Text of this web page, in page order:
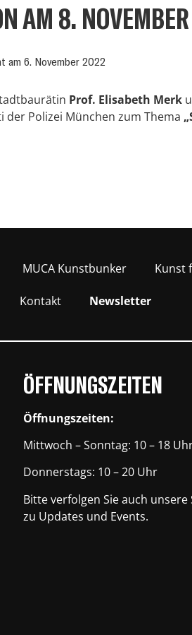
AM 8.
am 6. November 2022
Prof. Elisabeth Merk
Polizei München zum Thema
MUCA Kunstbunker Kunst
Kontakt Newsletter
ÖFFNUNGSZEITEN
Öffnungszeiten:
Mittwoch – Sonntag: 10 – 18
Donnerstags: 10 – 20 Uhr
Bitte verfolgen Sie auch unsere
zu Updates und Events.